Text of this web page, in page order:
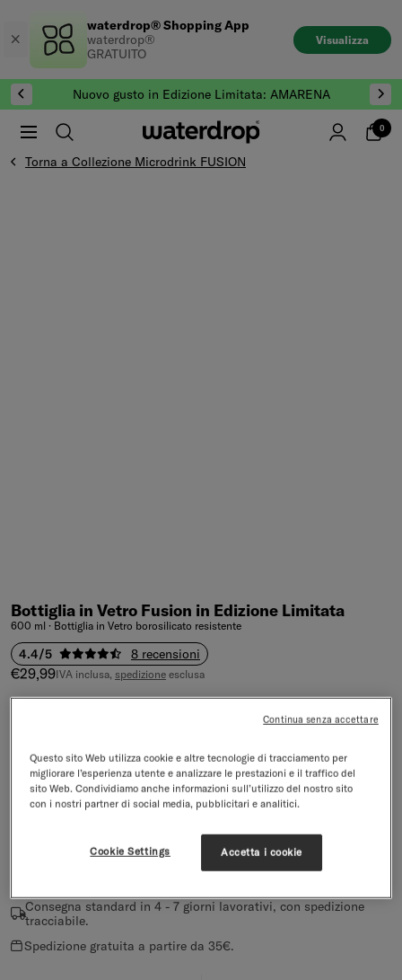
contenuto
waterdrop® Shopping App
waterdrop®
GRATUITO
Visualizza
Nuovo gusto in Edizione Limitata: AMARENA
0
Torna a Collezione Microdrink FUSION
Bottiglia in Vetro Fusion in Edizione Limitata
600 ml · Bottiglia in Vetro borosilicato resistente
4.4/5 8 recensioni
Prezzo di vendita
€29,99IVA inclusa, spedizione esclusa
Colore: PARADISE IN VETRO
PARADISE IN
WILDBERRY IN
EVERGREEN IN VETRO
EVERGREEN IN
Aggiungi
Consegna standard in 4 - 7 giorni lavorativi, con spedizione
tracciabile.
Spedizione gratuita a partire da 35€.
Questo sito Web utilizza cookie e altre tecnologie di tracciamento per
migliorare l’esperienza utente e analizzare le prestazioni e il traffico del
sito Web. Condividiamo anche informazioni sull’utilizzo del nostro sito
con i nostri partner di social media, pubblicitari e analitici.
Accetta i cookie
Cookie Settings
Continua senza accettare